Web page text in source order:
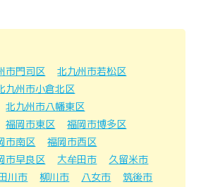
市門司区
北九州市若松区
九州市小倉北区
北九州市八幡東区
福岡市東区
福岡市博多区
市南区
福岡市西区
市早良区 大牟田市
久留米市
川市 柳川市 八女市
筑後市